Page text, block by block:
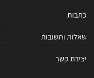
כתבות
שאלות ותשובות
יצירת קשר